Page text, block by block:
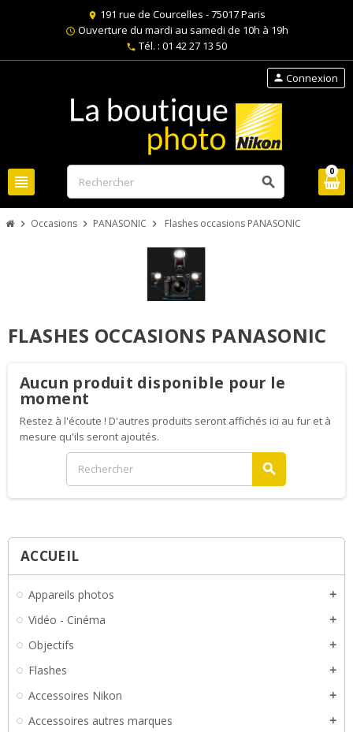
location_on 191 rue de Courcelles - 75017 Paris
schedule Ouverture du mardi au samedi de 10h à 19h
phone Tél. : 01 42 27 13 50
view_headline search
person Connexion
0
chevron_right Occasions chevron_right PANASONIC chevron_right Flashes occasions PANASONIC
ACCUEIL
Appareils photos add
Vidéo - Cinéma add
Objectifs add
Flashes add
Accessoires Nikon add
Accessoires autres marques add
FLASHES OCCASIONS PANASONIC
Aucun produit disponible pour le
moment
Restez à l'écoute ! D'autres produits seront affichés ici au fur et à
mesure qu'ils seront ajoutés.
search